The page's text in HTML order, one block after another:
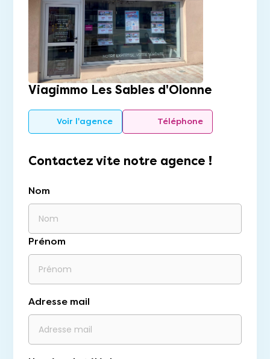
Viagimmo Les Sables d'Olonne
Voir l'agence Téléphone
Contactez vite notre agence !
Nom
Prénom
Adresse mail